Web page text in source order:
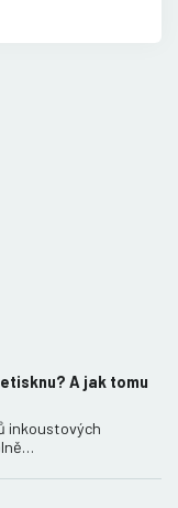
A jak tomu
inkoustových